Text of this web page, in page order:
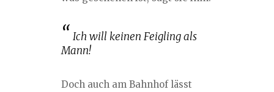
Ich will keinen Feigling als
Mann!
Doch auch am Bahnhof lässt